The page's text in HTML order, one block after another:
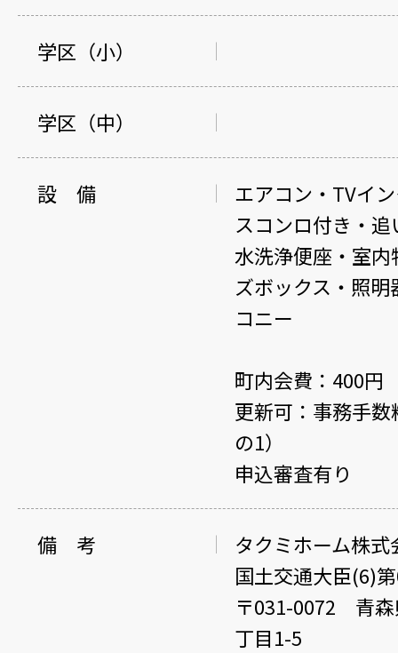
学区（小）
学区（中）
設 備
エアコン・TVイ
スコンロ付き・
水洗浄便座・室
ズボックス・照
コニー
町内会費：400円
更新可：事務手
の1）
申込審査有り
備 考
タクミホーム株
国土交通大臣(6)
〒031-0072 青
丁目1-5